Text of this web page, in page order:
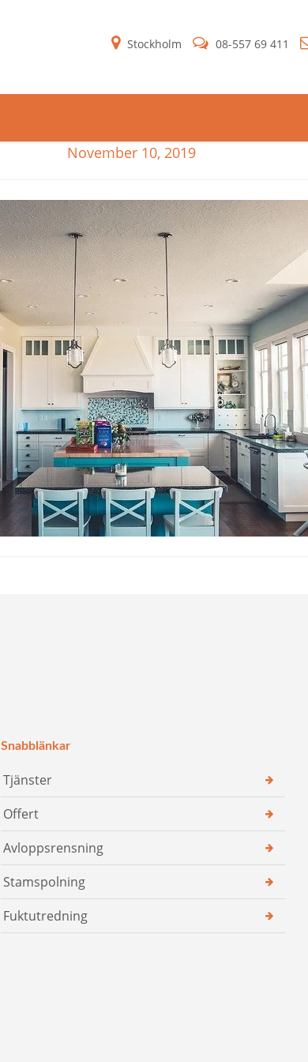
Stockholm 08-557 69 411
November 10, 2019
Snabblänkar
Tjänster
Offert
Avloppsrensning
Stamspolning
Fuktutredning